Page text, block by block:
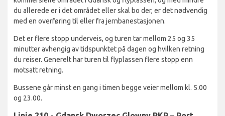
du allerede er i det området eller skal bo der, er det nødvendig
med en overføring til eller fra jernbanestasjonen.
Det er flere stopp underveis, og turen tar mellom 25 og 35
minutter avhengig av tidspunktet på dagen og hvilken retning
du reiser. Generelt har turen til flyplassen flere stopp enn
motsatt retning.
Bussene går minst en gang i timen begge veier mellom kl. 5.00
og 23.00.